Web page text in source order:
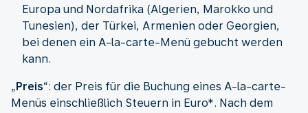
Europa und Nordafrika (Algerien, Marokko und
Tunesien), der Türkei, Armenien oder Georgien,
bei denen ein A-la-carte-Menü gebucht werden
kann.
„Preis“: der Preis für die Buchung eines A-la-carte-
Menüs einschließlich Steuern in Euro*. Nach dem